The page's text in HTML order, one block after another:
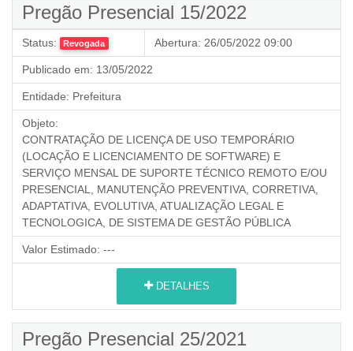
Pregão Presencial 15/2022
Status: Revogada Abertura: 26/05/2022 09:00
Publicado em: 13/05/2022
Entidade: Prefeitura
Objeto:
CONTRATAÇÃO DE LICENÇA DE USO TEMPORÁRIO
(LOCAÇÃO E LICENCIAMENTO DE SOFTWARE) E
SERVIÇO MENSAL DE SUPORTE TÉCNICO REMOTO E/OU
PRESENCIAL, MANUTENÇÃO PREVENTIVA, CORRETIVA,
ADAPTATIVA, EVOLUTIVA, ATUALIZAÇÃO LEGAL E
TECNOLOGICA, DE SISTEMA DE GESTÃO PÚBLICA
Valor Estimado: ---
DETALHES
Pregão Presencial 25/2021